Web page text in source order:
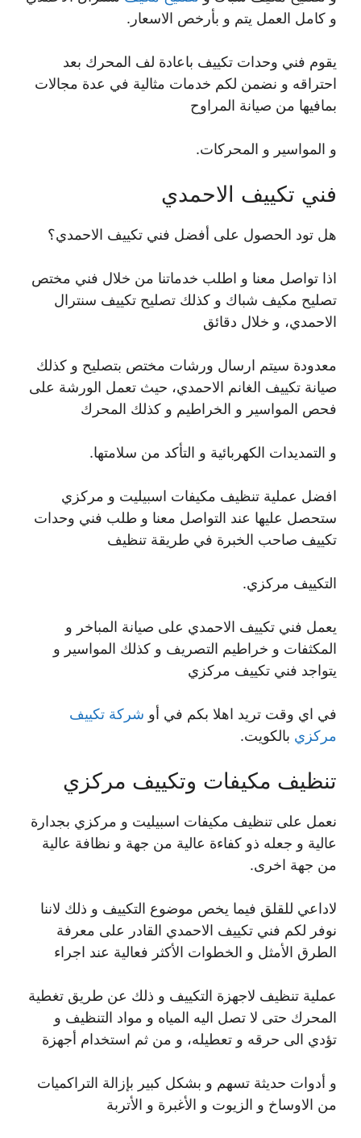
و كامل العمل يتم و بأرخص الاسعار.
يقوم فني وحدات تكييف باعادة لف المحرك بعد
احتراقه و نضمن لكم خدمات مثالية في عدة مجالات
بمافيها من صيانة المراوح
و المواسير و المحركات.
فني تكييف الاحمدي
هل تود الحصول على أفضل فني تكييف الاحمدي؟
اذا تواصل معنا و اطلب خدماتنا من خلال فني مختص
تصليح مكيف شباك و كذلك تصليح تكييف سنترال
الاحمدي، و خلال دقائق
معدودة سيتم ارسال ورشات مختص بتصليح و كذلك
صيانة تكييف الغانم الاحمدي، حيث تعمل الورشة على
فحص المواسير و الخراطيم و كذلك المحرك
و التمديدات الكهربائية و التأكد من سلامتها.
افضل عملية تنظيف مكيفات اسبيليت و مركزي
ستحصل عليها عند التواصل معنا و طلب فني وحدات
تكييف صاحب الخبرة في طريقة تنظيف
التكييف مركزي.
يعمل فني تكييف الاحمدي على صيانة المباخر و
المكثفات و خراطيم التصريف و كذلك المواسير و
يتواجد فني تكييف مركزي
في اي وقت تريد اهلا بكم في أو شركة تكييف
مركزي بالكويت.
تنظيف مكيفات وتكييف مركزي
نعمل على تنظيف مكيفات اسبيليت و مركزي بجدارة
عالية و جعله ذو كفاءة عالية من جهة و نظافة عالية
من جهة اخرى.
لاداعي للقلق فيما يخص موضوع التكييف و ذلك لاننا
نوفر لكم فني تكييف الاحمدي القادر على معرفة
الطرق الأمثل و الخطوات الأكثر فعالية عند اجراء
عملية تنظيف لاجهزة التكييف و ذلك عن طريق تغطية
المحرك حتى لا تصل اليه المياه و مواد التنظيف و
تؤدي الى حرقه و تعطيله، و من ثم استخدام أجهزة
و أدوات حديثة تسهم و بشكل كبير بإزالة التراكميات
من الاوساخ و الزيوت و الأغبرة و الأتربة